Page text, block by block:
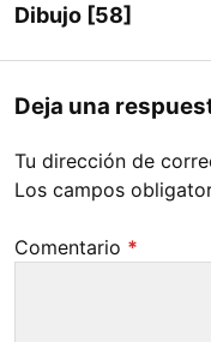
Dibujo [58]
Deja una
Tu dirección de
Los campos
Comentario *